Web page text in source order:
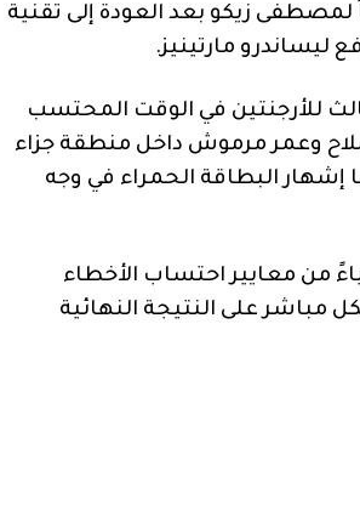
زيكو بعد العودة إلى تقنية
للأرجنتين في الوقت المحتسب
وعمر مرموش داخل منطقة جزاء
إشهار البطاقة الحمراء في وجه
من معايير احتساب الأخطاء
مباشر على النتيجة النهائية